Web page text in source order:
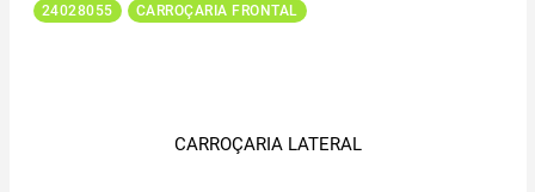
24028055 CARROÇARIA FRONTAL
CARROÇARIA LATERAL